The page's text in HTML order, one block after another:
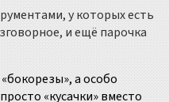
у которых есть
и ещё парочка
а особо
«кусачки» вместо